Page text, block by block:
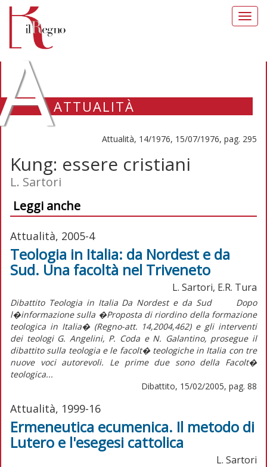
ATTUALITÀ
Attualità, 14/1976, 15/07/1976, pag. 295
Kung: essere cristiani
L. Sartori
Leggi anche
Attualità, 2005-4
Teologia in Italia: da Nordest e da
Sud. Una facoltà nel Triveneto
L. Sartori, E.R. Tura
Dibattito Teologia in Italia Da Nordest e da Sud Dopo
l�informazione sulla �Proposta di riordino della formazione
teologica in Italia� (Regno-att. 14,2004,462) e gli interventi
dei teologi G. Angelini, P. Coda e N. Galantino, prosegue il
dibattito sulla teologia e le facolt� teologiche in Italia con tre
nuove voci autorevoli. Le prime due sono della Facolt�
teologica...
Dibattito, 15/02/2005, pag. 88
Attualità, 1999-16
Ermeneutica ecumenica. Il metodo di
Lutero e l'esegesi cattolica
L. Sartori